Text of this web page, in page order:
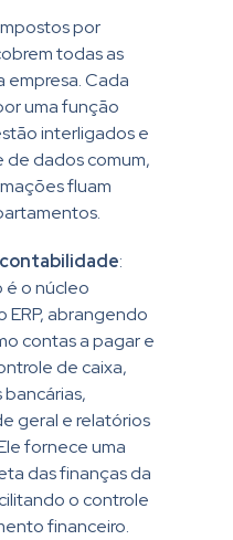
por
todas as
empresa. Cada
uma função
interligados e
de dados comum,
fluam
:
é o núcleo
ERP, abrangendo
contas a pagar e
de caixa,
geral e relatórios
fornece uma
das finanças da
o controle
financeiro.